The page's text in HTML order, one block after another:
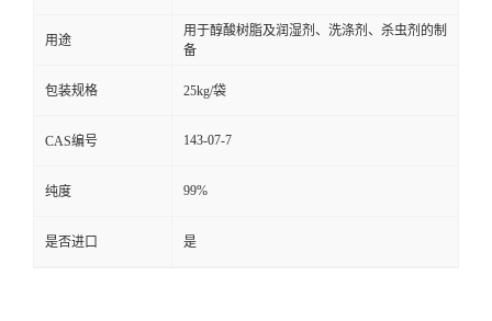
用途
用于醇酸树脂及润湿剂、洗涤剂、杀虫剂的制
备
包装规格 25kg/袋
CAS编号 143-07-7
纯度 99%
是否进口 是